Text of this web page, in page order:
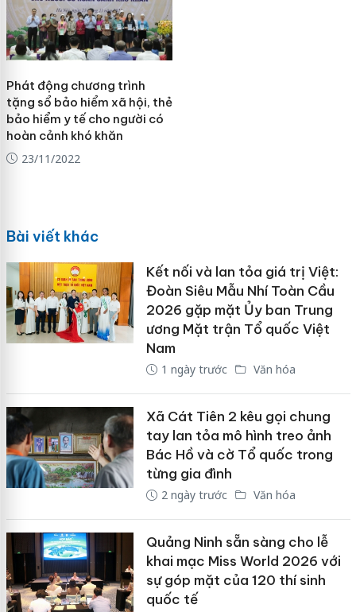
Phát động chương trình
tặng sổ bảo hiểm xã hội, thẻ
bảo hiểm y tế cho người có
hoàn cảnh khó khăn
23/11/2022
Bài viết khác
Kết nối và lan tỏa giá trị Việt:
Đoàn Siêu Mẫu Nhí Toàn Cầu
2026 gặp mặt Ủy ban Trung
ương Mặt trận Tổ quốc Việt
Nam
1 ngày trước Văn hóa
Xã Cát Tiên 2 kêu gọi chung
tay lan tỏa mô hình treo ảnh
Bác Hồ và cờ Tổ quốc trong
từng gia đình
2 ngày trước Văn hóa
Quảng Ninh sẵn sàng cho lễ
khai mạc Miss World 2026 với
sự góp mặt của 120 thí sinh
quốc tế